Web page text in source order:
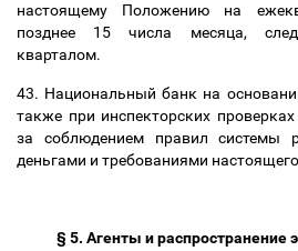
настоящему Положению на
позднее 15 числа месяца,
кварталом.
43. Национальный банк на
также при инспекторских
за соблюдением правил системы
деньгами и требованиями
§ 5. Агенты и распространение